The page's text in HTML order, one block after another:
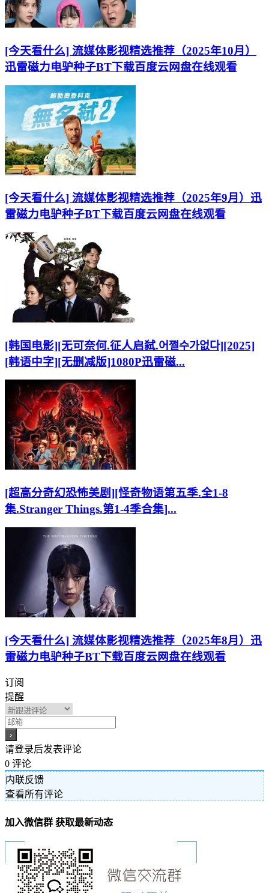
[今天看什么] 流媒体影视精选推荐（2025年10月）
迅雷磁力电驴种子BT下载百度云网盘在线观看
[今天看什么] 流媒体影视精选推荐（2025年9月）迅
雷磁力电驴种子BT下载百度云网盘在线观看
[韩国电影][无可奈何.征人启弑.어쩔수가없다][2025]
[韩语中字][无删减版]1080P迅雷磁...
[超高分奇幻恐怖美剧][怪奇物语第五季.全1-8
集.Stranger Things.第1-4季合集]...
[今天看什么] 流媒体影视精选推荐（2025年8月）迅
雷磁力电驴种子BT下载百度云网盘在线观看
订阅
提醒
请登录后发表评论
0 评论
内联反馈
查看所有评论
加入微信群 获取最新动态